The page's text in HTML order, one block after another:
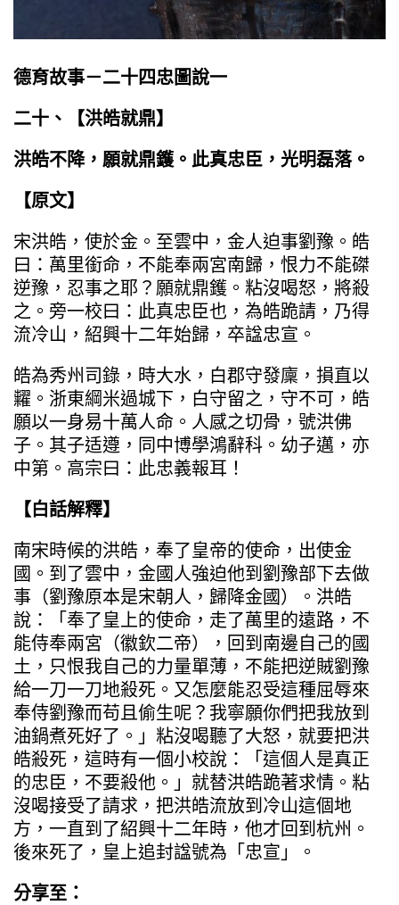
德育故事－二十四忠圖說一
二十、【洪皓就鼎】
洪皓不降，願就鼎鑊。此真忠臣，光明磊落。
【原文】
宋洪皓，使於金。至雲中，金人迫事劉豫。皓
曰：萬里銜命，不能奉兩宮南歸，恨力不能磔
逆豫，忍事之耶？願就鼎鑊。粘沒喝怒，將殺
之。旁一校曰：此真忠臣也，為皓跪請，乃得
流冷山，紹興十二年始歸，卒諡忠宣。
皓為秀州司錄，時大水，白郡守發廩，損直以
糶。浙東綱米過城下，白守留之，守不可，皓
願以一身易十萬人命。人感之切骨，號洪佛
子。其子适遵，同中博學鴻辭科。幼子邁，亦
中第。高宗曰：此忠義報耳！
【白話解釋】
南宋時候的洪皓，奉了皇帝的使命，出使金
國。到了雲中，金國人強迫他到劉豫部下去做
事（劉豫原本是宋朝人，歸降金國）。洪皓
說：「奉了皇上的使命，走了萬里的遠路，不
能侍奉兩宮（徽欽二帝），回到南邊自己的國
土，只恨我自己的力量單薄，不能把逆賊劉豫
給一刀一刀地殺死。又怎麼能忍受這種屈辱來
奉侍劉豫而苟且偷生呢？我寧願你們把我放到
油鍋煮死好了。」粘沒喝聽了大怒，就要把洪
皓殺死，這時有一個小校說：「這個人是真正
的忠臣，不要殺他。」就替洪皓跪著求情。粘
沒喝接受了請求，把洪皓流放到冷山這個地
方，一直到了紹興十二年時，他才回到杭州。
後來死了，皇上追封諡號為「忠宣」。
分享至：